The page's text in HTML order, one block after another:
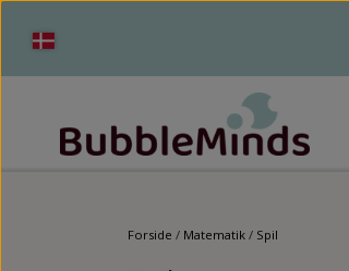
Forside Matematik Spil